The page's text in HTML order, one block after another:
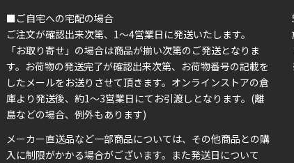
■ご自宅への宅配の場合
ご注文が確認出来次第、1～4営業日に発送いたします。
「お取り寄せ」の場合は商品が揃い次第のご発送となりま
す。お荷物の発送完了が確認出来次第、お荷物番号の記載を
したメールをお送りさせて頂きます。オンラインストアの倉
庫より発送後、約1～3営業日にてお引渡しとなります。(離
島などの場合、例外もあります)
メーカー直送品など一部商品については、その他商品との購
入に制限がかかる場合がございます。また発送日について